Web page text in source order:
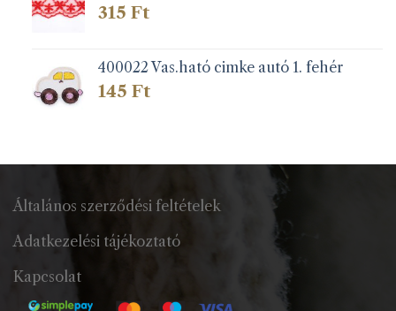
315 Ft
400022 Vas.ható cimke autó 1. fehér
145 Ft
Általános szerződési feltételek
Adatkezelési tájékoztató
Kapcsolat